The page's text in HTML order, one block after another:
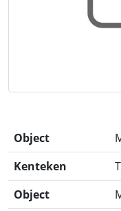
Object
Kenteken
Object